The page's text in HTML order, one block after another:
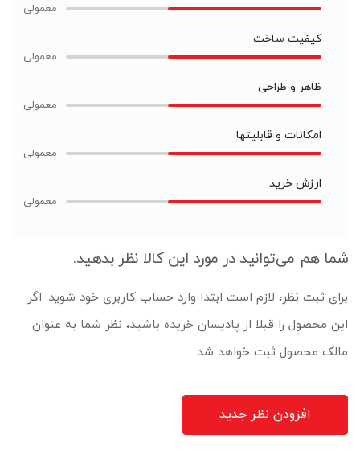
کیفیت ساخت
ظاهر و طراحی
امکانات و قابلیتها
ارزش خرید
شما هم می‌توانید در مورد این کالا نظر بدهید.
برای ثبت نظر، لازم است ابتدا وارد حساب کاربری خود شوید. اگر
این محصول را قبلا از پادیسان خریده باشید، نظر شما به عنوان
مالک محصول ثبت خواهد شد.
افزودن نظر جدید